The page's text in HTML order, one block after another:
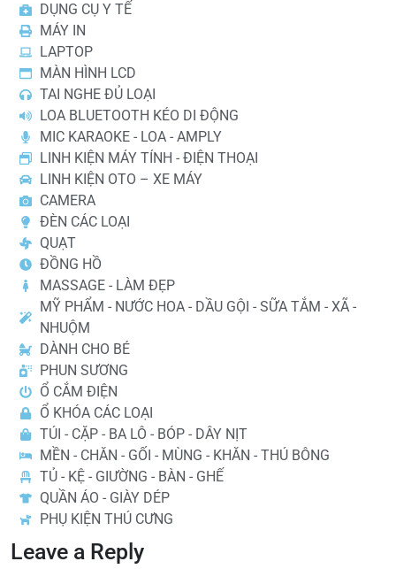
DỤNG CỤ Y TẾ
MÁY IN
LAPTOP
MÀN HÌNH LCD
TAI NGHE ĐỦ LOẠI
LOA BLUETOOTH KÉO DI ĐỘNG
MIC KARAOKE - LOA - AMPLY
LINH KIỆN MÁY TÍNH - ĐIỆN THOẠI
LINH KIỆN OTO – XE MÁY
CAMERA
ĐÈN CÁC LOẠI
QUẠT
ĐỒNG HỒ
MASSAGE - LÀM ĐẸP
MỸ PHẨM - NƯỚC HOA - DẦU GỘI - SỮA TẮM - XÃ -
NHUỘM
DÀNH CHO BÉ
PHUN SƯƠNG
Ổ CẮM ĐIỆN
Ổ KHÓA CÁC LOẠI
TÚI - CẶP - BA LÔ - BÓP - DÂY NỊT
MỀN - CHĂN - GỐI - MÙNG - KHĂN - THÚ BÔNG
TỦ - KỆ - GIƯỜNG - BÀN - GHẾ
QUẦN ÁO - GIÀY DÉP
PHỤ KIỆN THÚ CƯNG
Leave a Reply